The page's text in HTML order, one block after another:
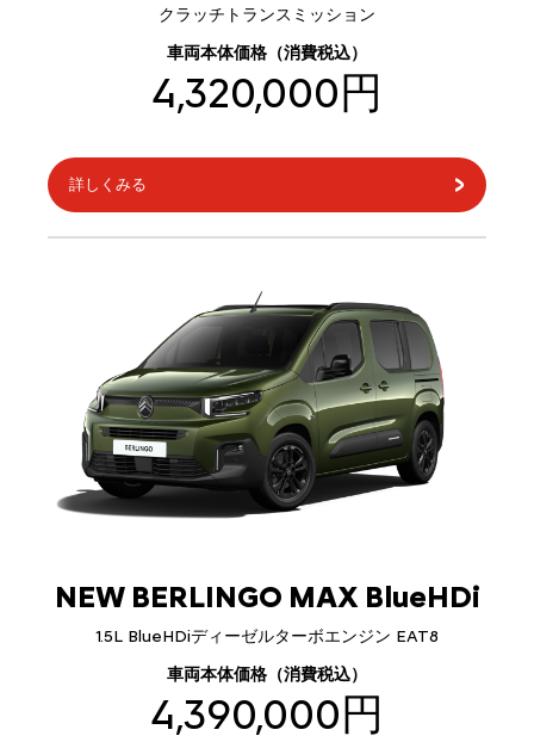
クラッチトランスミッション
車両本体価格（消費税込）
4,320,000円
詳しくみる
NEW BERLINGO MAX BlueHDi
1.5L BlueHDiディーゼルターボエンジン EAT8
車両本体価格（消費税込）
4,390,000円